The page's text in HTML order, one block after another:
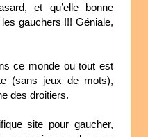
et qu’elle bonne
gauchers !!! Géniale,
ce monde ou tout est
(sans jeux de mots),
des droitiers.
site pour gaucher,